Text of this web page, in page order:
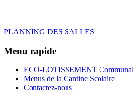
PLANNING DES SALLES
Menu rapide
ECO-LOTISSEMENT Communal
Menus de la Cantine Scolaire
Contactez-nous